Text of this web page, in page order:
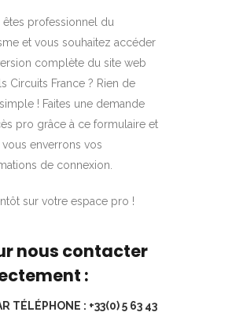
êtes professionnel du
et vous souhaitez accéder
complète du site web
Circuits France ? Rien de
! Faites une demande
pro grâce à ce formulaire et
vous enverrons vos
de connexion.
sur votre espace pro !
nous contacter
:
TÉLÉPHONE : +33(0) 5 63 43